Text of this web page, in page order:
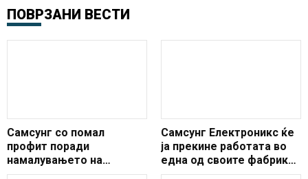
ПОВРЗАНИ ВЕСТИ
Самсунг со помал
профит поради
намалувањето на
побарувачката во Кина
Самсунг Електроникс ќе
ја прекине работата во
една од своите фабрики
за производство на